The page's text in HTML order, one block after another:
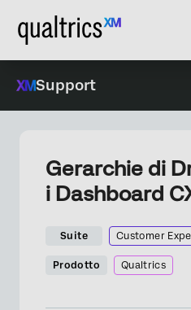
Support
Gerarchie di
i Dashboard
Suite Customer
Prodotto Qualtrics